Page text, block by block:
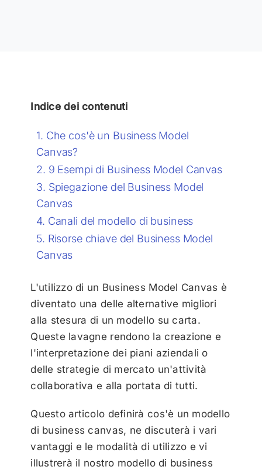
Indice dei contenuti
Che cos'è un Business Model
Canvas?
9 Esempi di Business Model Canvas
Spiegazione del Business Model
Canvas
Canali del modello di business
Risorse chiave del Business Model
Canvas
L'utilizzo di un Business Model Canvas è
diventato una delle alternative migliori
alla stesura di un modello su carta.
Queste lavagne rendono la creazione e
l'interpretazione dei piani aziendali o
delle strategie di mercato un'attività
collaborativa e alla portata di tutti.
Questo articolo definirà cos'è un modello
di business canvas, ne discuterà i vari
vantaggi e le modalità di utilizzo e vi
illustrerà il nostro modello di business